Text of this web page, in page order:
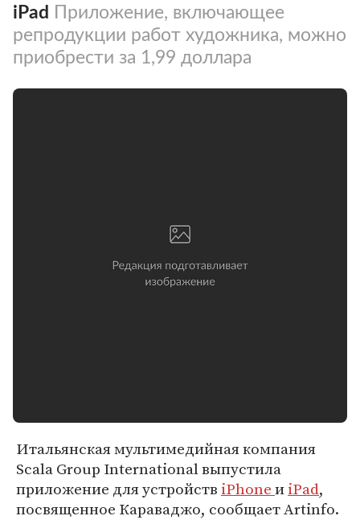
iPad
Приложение, включающее
репродукции работ художника, можно
приобрести за 1,99 доллара
Итальянская мультимедийная компания
Scala Group International выпустила
приложение для устройств iPhoneиiPad,
посвященное Караваджо, сообщает Artinfo.